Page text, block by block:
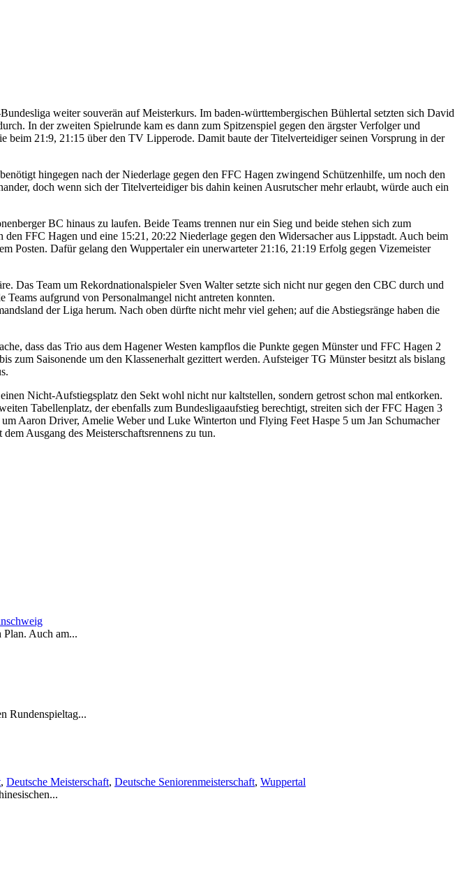
weiter souverän auf Meisterkurs. Im baden-württembergischen Bühlertal setzten sich David
In der zweiten Spielrunde kam es dann zum Spitzenspiel gegen den ärgster Verfolger und
21:9, 21:15 über den TV Lipperode. Damit baute der Titelverteidiger seinen Vorsprung in der
hingegen nach der Niederlage gegen den FFC Hagen zwingend Schützenhilfe, um noch den
doch wenn sich der Titelverteidiger bis dahin keinen Ausrutscher mehr erlaubt, würde auch ein
BC hinaus zu laufen. Beide Teams trennen nur ein Sieg und beide stehen sich zum
FFC Hagen und eine 15:21, 20:22 Niederlage gegen den Widersacher aus Lippstadt. Auch beim
Posten. Dafür gelang den Wuppertaler ein unerwarteter 21:16, 21:19 Erfolg gegen Vizemeister
Das Team um Rekordnationalspieler Sven Walter setzte sich nicht nur gegen den CBC durch und
aufgrund von Personalmangel nicht antreten konnten.
der Liga herum. Nach oben dürfte nicht mehr viel gehen; auf die Abstiegsränge haben die
dass das Trio aus dem Hagener Westen kampflos die Punkte gegen Münster und FFC Hagen 2
zum Saisonende um den Klassenerhalt gezittert werden. Aufsteiger TG Münster besitzt als bislang
Nicht-Aufstiegsplatz den Sekt wohl nicht nur kaltstellen, sondern getrost schon mal entkorken.
Tabellenplatz, der ebenfalls zum Bundesligaaufstieg berechtigt, streiten sich der FFC Hagen 3
Aaron Driver, Amelie Weber und Luke Winterton und Flying Feet Haspe 5 um Jan Schumacher
Ausgang des Meisterschaftsrennens zu tun.
Auch am...
Rundenspieltag...
, Deutsche Meisterschaft, Deutsche Seniorenmeisterschaft, Wuppertal